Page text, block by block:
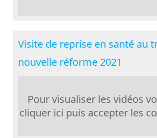
Visite de reprise en santé au
nouvelle réforme 2021
Pour visualiser les vidéos
cliquer ici puis accepter les